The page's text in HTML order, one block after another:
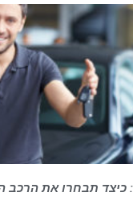
כיצד תבחרו את הרכב